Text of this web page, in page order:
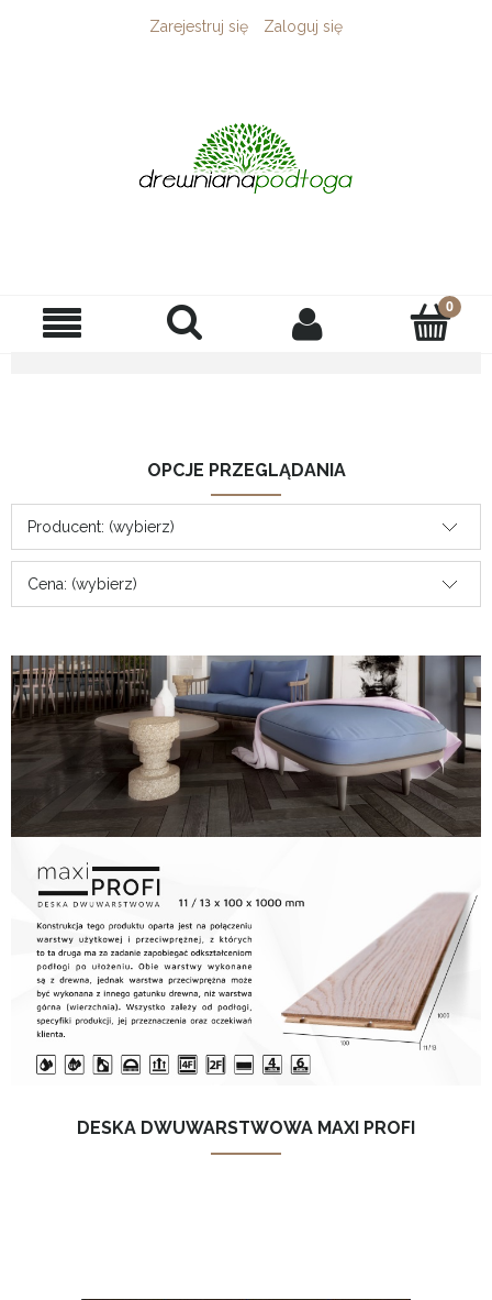
Zarejestruj się Zaloguj się
OPCJE PRZEGLĄDANIA
Producent: (wybierz)
Cena: (wybierz)
DESKA DWUWARSTWOWA MAXI PROFI